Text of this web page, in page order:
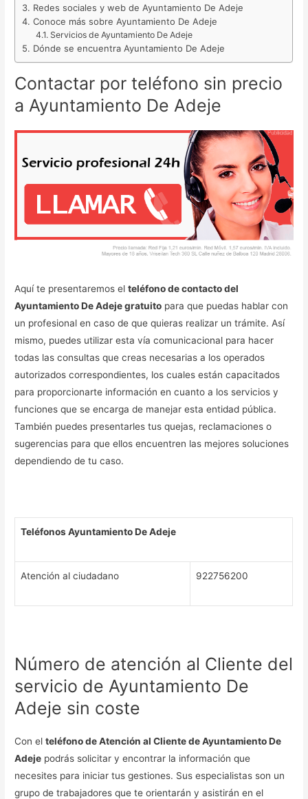
Redes sociales y web de Ayuntamiento De Adeje
Conoce más sobre Ayuntamiento De Adeje
Servicios de Ayuntamiento De Adeje
Dónde se encuentra Ayuntamiento De Adeje
Contactar por teléfono sin precio
a Ayuntamiento De Adeje
Aquí te presentaremos elteléfono de contacto del
Ayuntamiento De Adeje gratuito para que puedas hablar con
un profesional en caso de que quieras realizar un trámite. Así
mismo, puedes utilizar esta vía comunicacional para hacer
todas las consultas que creas necesarias a los operados
autorizados correspondientes, los cuales están capacitados
para proporcionarte información en cuanto a los servicios y
funciones que se encarga de manejar esta entidad pública.
También puedes presentarles tus quejas, reclamaciones o
sugerencias para que ellos encuentren las mejores soluciones
dependiendo de tu caso.
Teléfonos Ayuntamiento De Adeje
Atención al ciudadano 922756200
Número de atención al Cliente del
servicio de Ayuntamiento De
Adeje sin coste
Con elteléfono de Atención al Cliente de Ayuntamiento De
Adeje podrás solicitar y encontrar la información que
necesites para iniciar tus gestiones. Sus especialistas son un
grupo de trabajadores que te orientarán y asistirán en el